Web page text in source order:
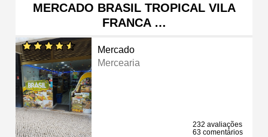
MERCADO BRASIL TROPICAL VILA
FRANCA …
Mercado
Mercearia
232 avaliações
63 comentários